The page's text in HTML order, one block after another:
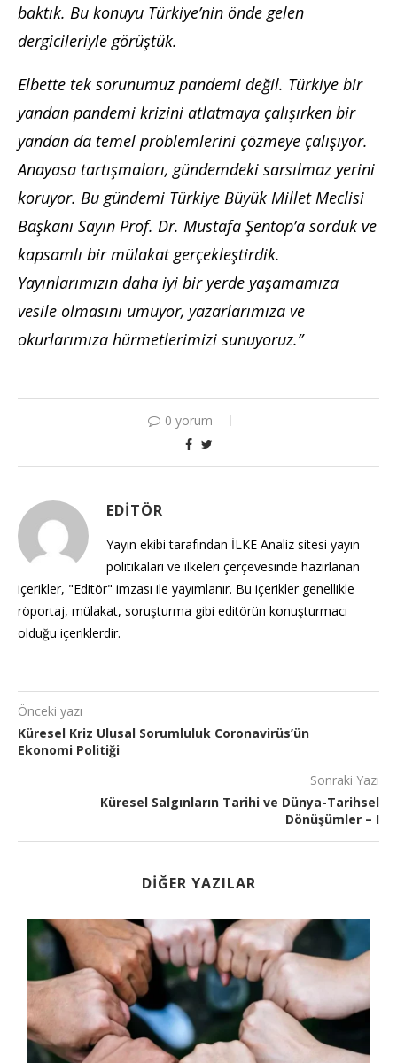
baktık. Bu konuyu Türkiye’nin önde gelen
dergicileriyle görüştük.
Elbette tek sorunumuz pandemi değil. Türkiye bir
yandan pandemi krizini atlatmaya çalışırken bir
yandan da temel problemlerini çözmeye çalışıyor.
Anayasa tartışmaları, gündemdeki sarsılmaz yerini
koruyor. Bu gündemi Türkiye Büyük Millet Meclisi
Başkanı Sayın Prof. Dr. Mustafa Şentop’a sorduk ve
kapsamlı bir mülakat gerçekleştirdik.
Yayınlarımızın daha iyi bir yerde yaşamamıza
vesile olmasını umuyor, yazarlarımıza ve
okurlarımıza hürmetlerimizi sunuyoruz.”
0 yorum
EDITÖR
Yayın ekibi tarafından İLKE Analiz sitesi yayın
politikaları ve ilkeleri çerçevesinde hazırlanan
içerikler, "Editör" imzası ile yayımlanır. Bu içerikler genellikle
röportaj, mülakat, soruşturma gibi editörün konuşturmacı
olduğu içeriklerdir.
Önceki yazı
Küresel Kriz Ulusal Sorumluluk Coronavirüs’ün
Ekonomi Politiği
Sonraki Yazı
Küresel Salgınların Tarihi ve Dünya-Tarihsel
Dönüşümler – I
DIĞER YAZILAR